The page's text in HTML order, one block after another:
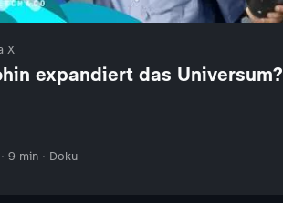
X
expandiert das Universum?
9 min · Doku